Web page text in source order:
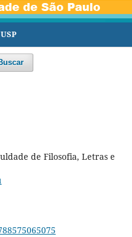
de Filosofia, Letras e